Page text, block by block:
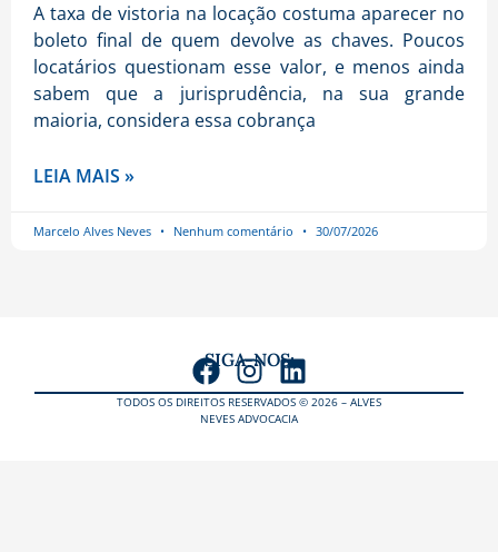
A taxa de vistoria na locação costuma aparecer no
boleto final de quem devolve as chaves. Poucos
locatários questionam esse valor, e menos ainda
sabem que a jurisprudência, na sua grande
maioria, considera essa cobrança
LEIA MAIS »
Marcelo Alves Neves Nenhum comentário 30/07/2026
SIGA-NOS:
TODOS OS DIREITOS RESERVADOS © 2026 – ALVES
NEVES ADVOCACIA